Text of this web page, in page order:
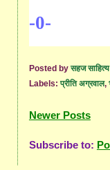
-0-
Posted byसहज साहित्य
Labels:प्रीति अग्रवाल,
Newer Posts
Subscribe to: